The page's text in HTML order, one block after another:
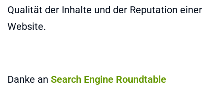
Qualität der Inhalte und der Reputation einer
Website.
Danke an Search Engine Roundtable